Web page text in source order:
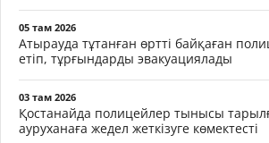
05 там 2026
Атырауда тұтанған өртті байқаған
етіп, тұрғындарды эвакуациялады
03 там 2026
Қостанайда полицейлер тынысы
ауруханаға жедел жеткізуге көмектесті